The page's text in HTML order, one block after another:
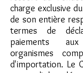
charge exclusive
de son entière
termes de
paiements
organismes
d'importation. Le